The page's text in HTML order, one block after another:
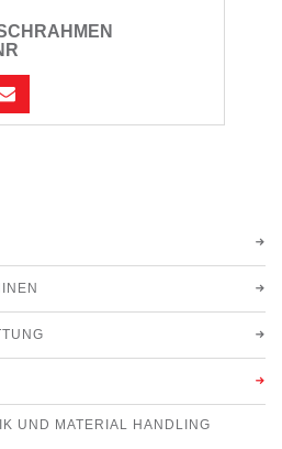
UND MATERIAL HANDLING